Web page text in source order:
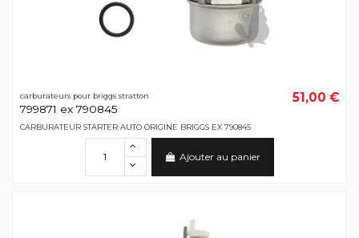
carburateurs pour briggs stratton
799871 ex 790845
51,00 €
CARBURATEUR STARTER AUTO ORIGINE BRIGGS EX 790845
Ajouter au panier